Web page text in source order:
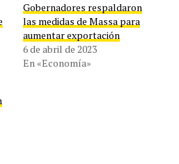
Gobernadores respaldaron
las medidas de Massa para
aumentar exportación
6 de abril de 2023
En «Economía»